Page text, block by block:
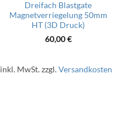
Dreifach Blastgate
Magnetverriegelung 50mm
HT (3D Druck)
60,00€
inkl. MwSt.zzgl.Versandkosten